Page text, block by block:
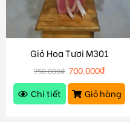
Giỏ Hoa Tươi M301
750.000₫ 700.000₫
Chi tiết
Giỏ hàng